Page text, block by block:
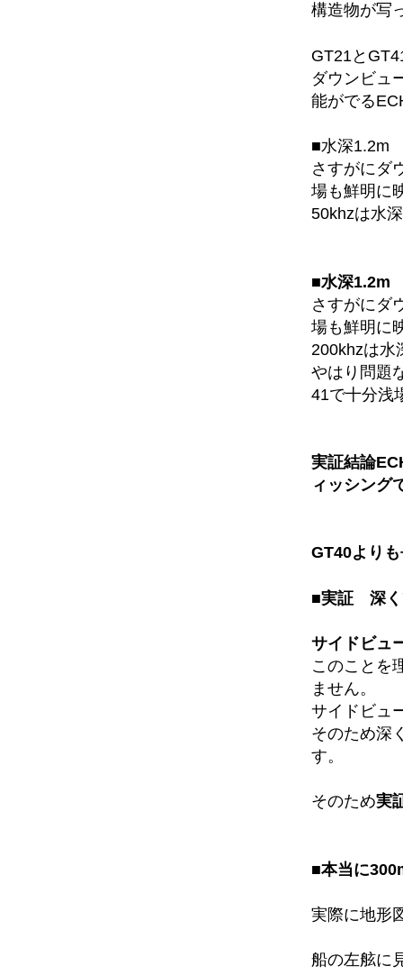
構造物が写
GT21と
ダウンビュ
能がでる
■水深1.2m
さすがにダ
場も鮮明に
50khzは水
■水深1.2m
さすがにダ
場も鮮明に
200khzは水
やはり問題
41で十分浅
実証結論
ィッシング
GT40より
■実証 深く
サイドビュ
このことを
ません。
サイドビュ
そのため深
す。
そのため実
■本当に
実際に地形
船の左舷に